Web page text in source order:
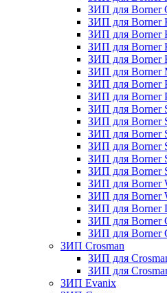
ЗИП для Borner
ЗИП для Borner
ЗИП для Borner
ЗИП для Borner
ЗИП для Borner
ЗИП для Borner
ЗИП для Borner
ЗИП для Borner
ЗИП для Borner
ЗИП для Borner
ЗИП для Borner
ЗИП для Borner
ЗИП для Borner
ЗИП для Borner
ЗИП для Borner
ЗИП для Borner
ЗИП для
ЗИП для Borner
ЗИП для Borner
ЗИП Crosman
ЗИП для
ЗИП для
ЗИП Evanix